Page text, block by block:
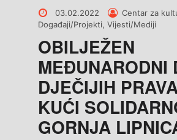
Posted
on
03.02.2022
Posted
by
Centar za
Događaji/Projekti,Vijesti/Mediji
OBILJEŽEN
MEĐUNARODNI
DJEČIJIH
KUĆI
GORNJA